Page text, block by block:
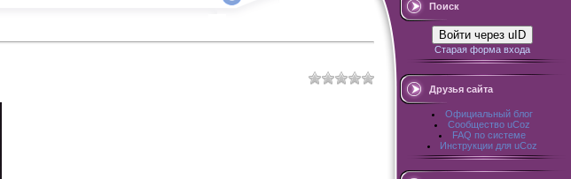
Поиск
Войти через uID
Старая форма входа
Друзья сайта
Официальный блог
Сообщество uCoz
FAQ по системе
Инструкции для uCoz